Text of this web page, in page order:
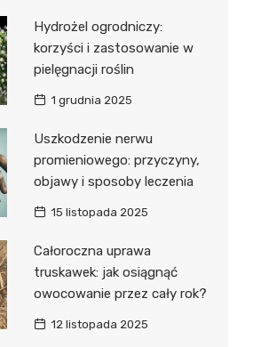
Hydrożel ogrodniczy:
korzyści i zastosowanie w
pielęgnacji roślin
1 grudnia 2025
Uszkodzenie nerwu
promieniowego: przyczyny,
objawy i sposoby leczenia
15 listopada 2025
Całoroczna uprawa
truskawek: jak osiągnąć
owocowanie przez cały rok?
12 listopada 2025